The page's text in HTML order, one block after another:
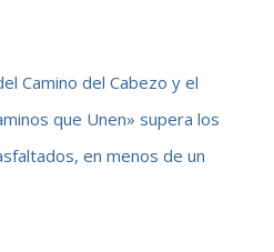
Camino del Cabezo y el
que Unen» supera los
en menos de un